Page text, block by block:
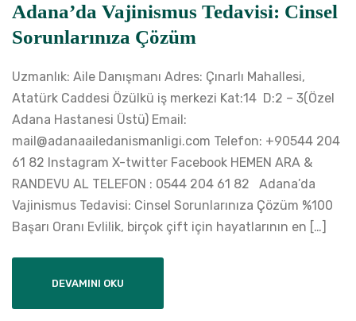
Adana’da Vajinismus Tedavisi: Cinsel
Sorunlarınıza Çözüm
Uzmanlık: Aile Danışmanı Adres: Çınarlı Mahallesi,
Atatürk Caddesi Özülkü iş merkezi Kat:14 D:2 – 3(Özel
Adana Hastanesi Üstü) Email:
mail@adanaailedanismanligi.com Telefon: +90544 204
61 82 Instagram X-twitter Facebook HEMEN ARA &
RANDEVU AL TELEFON : 0544 204 61 82 Adana’da
Vajinismus Tedavisi: Cinsel Sorunlarınıza Çözüm %100
Başarı Oranı Evlilik, birçok çift için hayatlarının en […]
DEVAMINI OKU